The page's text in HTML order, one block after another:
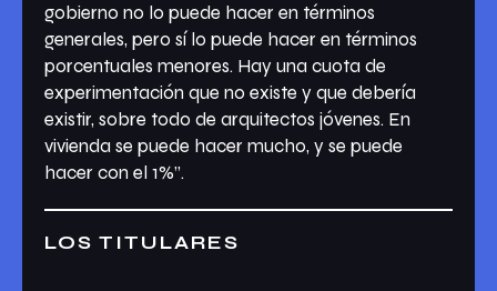
gobierno no lo puede hacer en términos
generales, pero sí lo puede hacer en términos
porcentuales menores. Hay una cuota de
experimentación que no existe y que debería
existir, sobre todo de arquitectos jóvenes. En
vivienda se puede hacer mucho, y se puede
hacer con el 1%”.
LOS TITULARES